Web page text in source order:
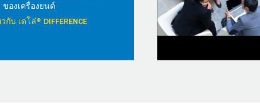
องเครื่องยนต์
กับ เดโล่® DIFFERENCE